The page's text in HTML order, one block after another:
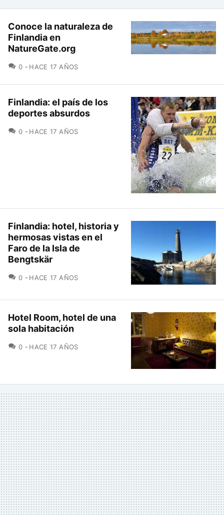
Conoce la naturaleza de
Finlandia en
NatureGate.org
0 COMENTARIOS
HACE 17 AÑOS
Finlandia: el país de los
deportes absurdos
0 COMENTARIOS
HACE 17 AÑOS
Finlandia: hotel, historia y
hermosas vistas en el
Faro de la Isla de
Bengtskär
0 COMENTARIOS
HACE 17 AÑOS
Hotel Room, hotel de una
sola habitación
0 COMENTARIOS
HACE 17 AÑOS